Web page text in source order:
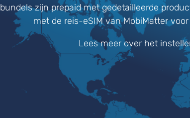
zijn prepaid met gedetailleerde
met de reis-eSIM van MobiMatter
Lees meer over het